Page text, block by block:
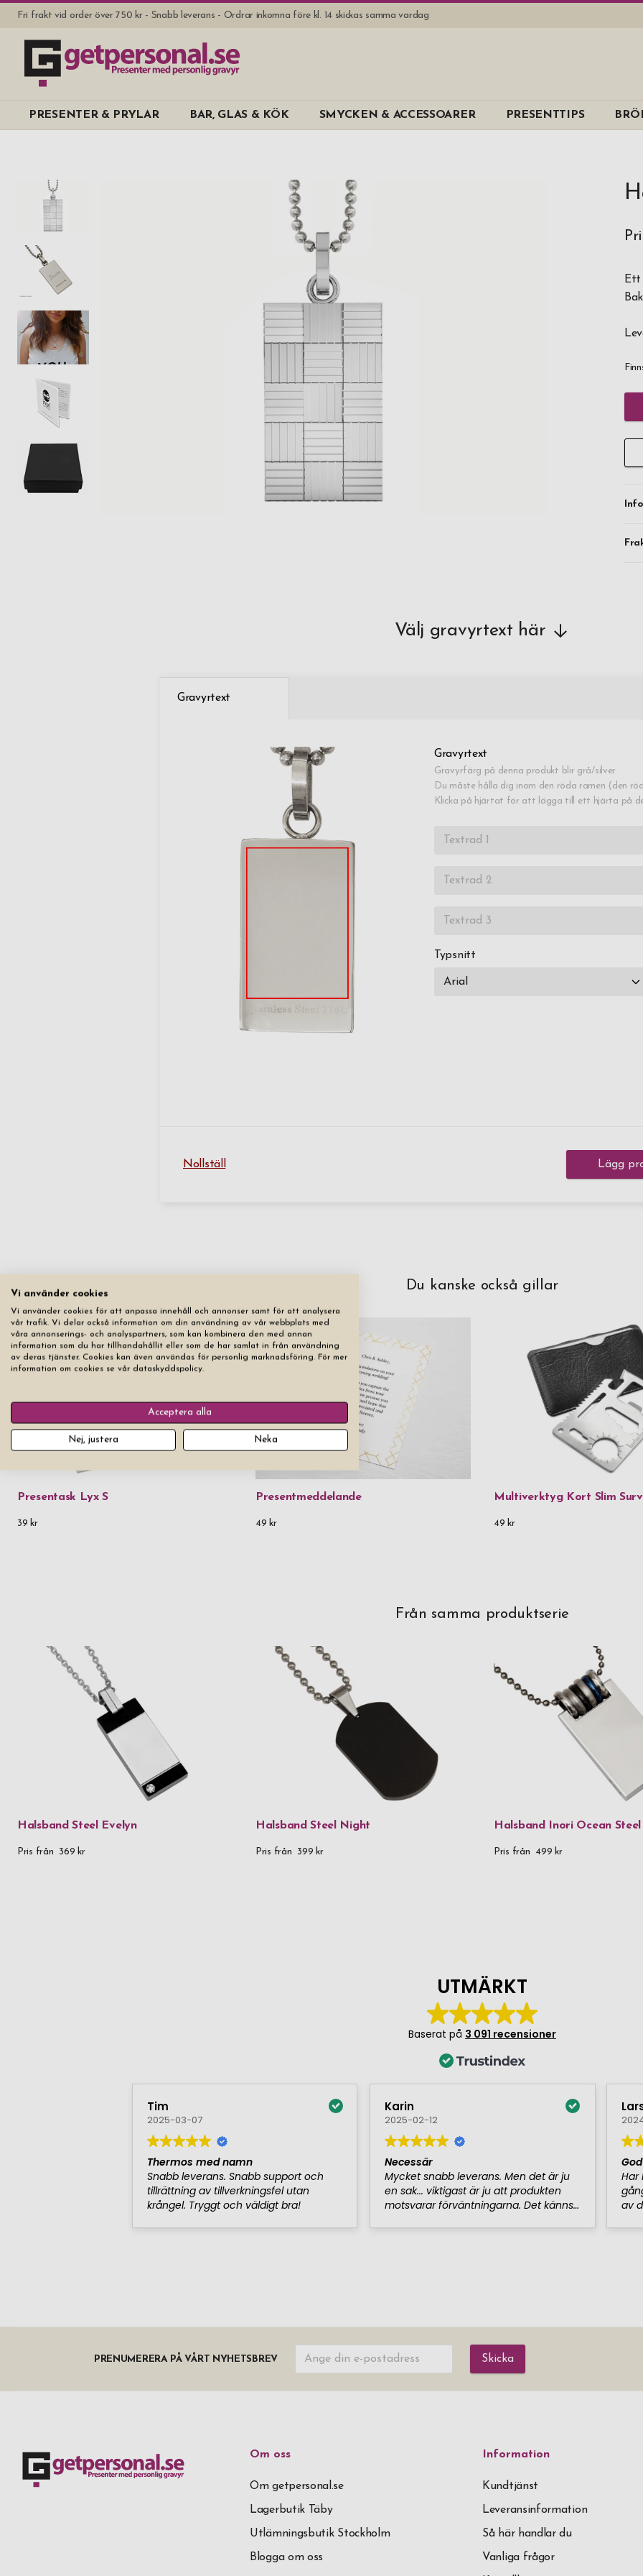
Fri frakt vid order över 750 kr - Snabb leverans - Ordrar inkomna före kl. 14 skickas samma vardag
PRESENTER & PRYLAR BAR, GLAS & KÖK SMYCKEN & ACCESSOARER PRESENTTIPS
Ett
Välj gravyrtext här
Gravyrtext
Gravyrtext
Gravyrfärg på denna produkt blir grå/silver.
Du måste hålla dig inom den röda ramen (den
Klicka på hjärtat för att lägga till ett hjärta på
Typsnitt
Nollställ Lägg
Du kanske också gillar
Presentask Lyx S
39 kr
Presentmeddelande
49 kr
Multiverktyg Kort Slim
49 kr
Från samma produktserie
Halsband Steel Evelyn
Pris från 369 kr
Halsband Steel Night
Pris från 399 kr
Halsband Inori Ocean Steel
Pris från 499 kr
PRENUMERERA PÅ VÅRT NYHETSBREV Skicka
Om oss
Om getpersonal.se
Lagerbutik Täby
Utlämningsbutik Stockholm
Blogga om oss
Information
Kundtjänst
Leveransinformation
Så här handlar du
Vanliga frågor
Vi använder cookies
Vi använder cookies för att anpassa innehåll och annonser samt för att analysera
vår trafik. Vi delar också information om din användning av vår webbplats med
våra annonserings- och analyspartners, som kan kombinera den med annan
information som du har tillhandahållit eller som de har samlat in från användning
av deras tjänster. Cookies kan även användas för personlig marknadsföring. För mer
information om cookies se vår dataskyddspolicy.
Acceptera alla
Nej, justera Neka